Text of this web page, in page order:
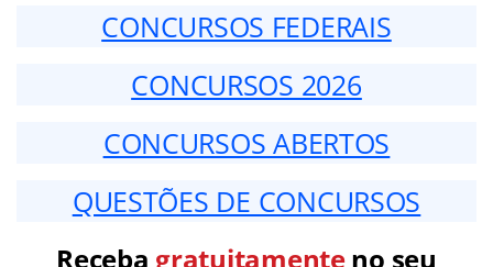
CONCURSOS FEDERAIS
CONCURSOS 2026
CONCURSOS ABERTOS
QUESTÕES DE CONCURSOS
Receba gratuitamenteno seu